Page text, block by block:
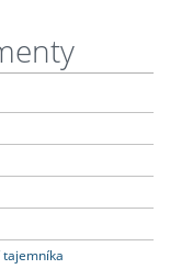
tajemníka